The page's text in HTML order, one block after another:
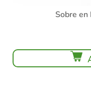
Sobre en